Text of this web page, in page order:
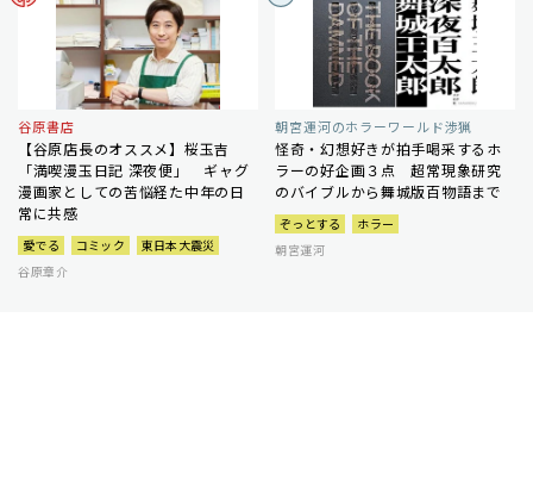
谷原書店
【谷原店長のオススメ】桜玉吉
「満喫漫玉日記 深夜便」 ギャグ
漫画家としての苦悩経た中年の日
常に共感
愛でる コミック
東日本大震災
谷原章介
朝宮運河のホラーワールド渉猟
怪奇・幻想好きが拍手喝采するホ
ラーの好企画３点 超常現象研究
のバイブルから舞城版百物語まで
ぞっとする
ホラー
朝宮運河